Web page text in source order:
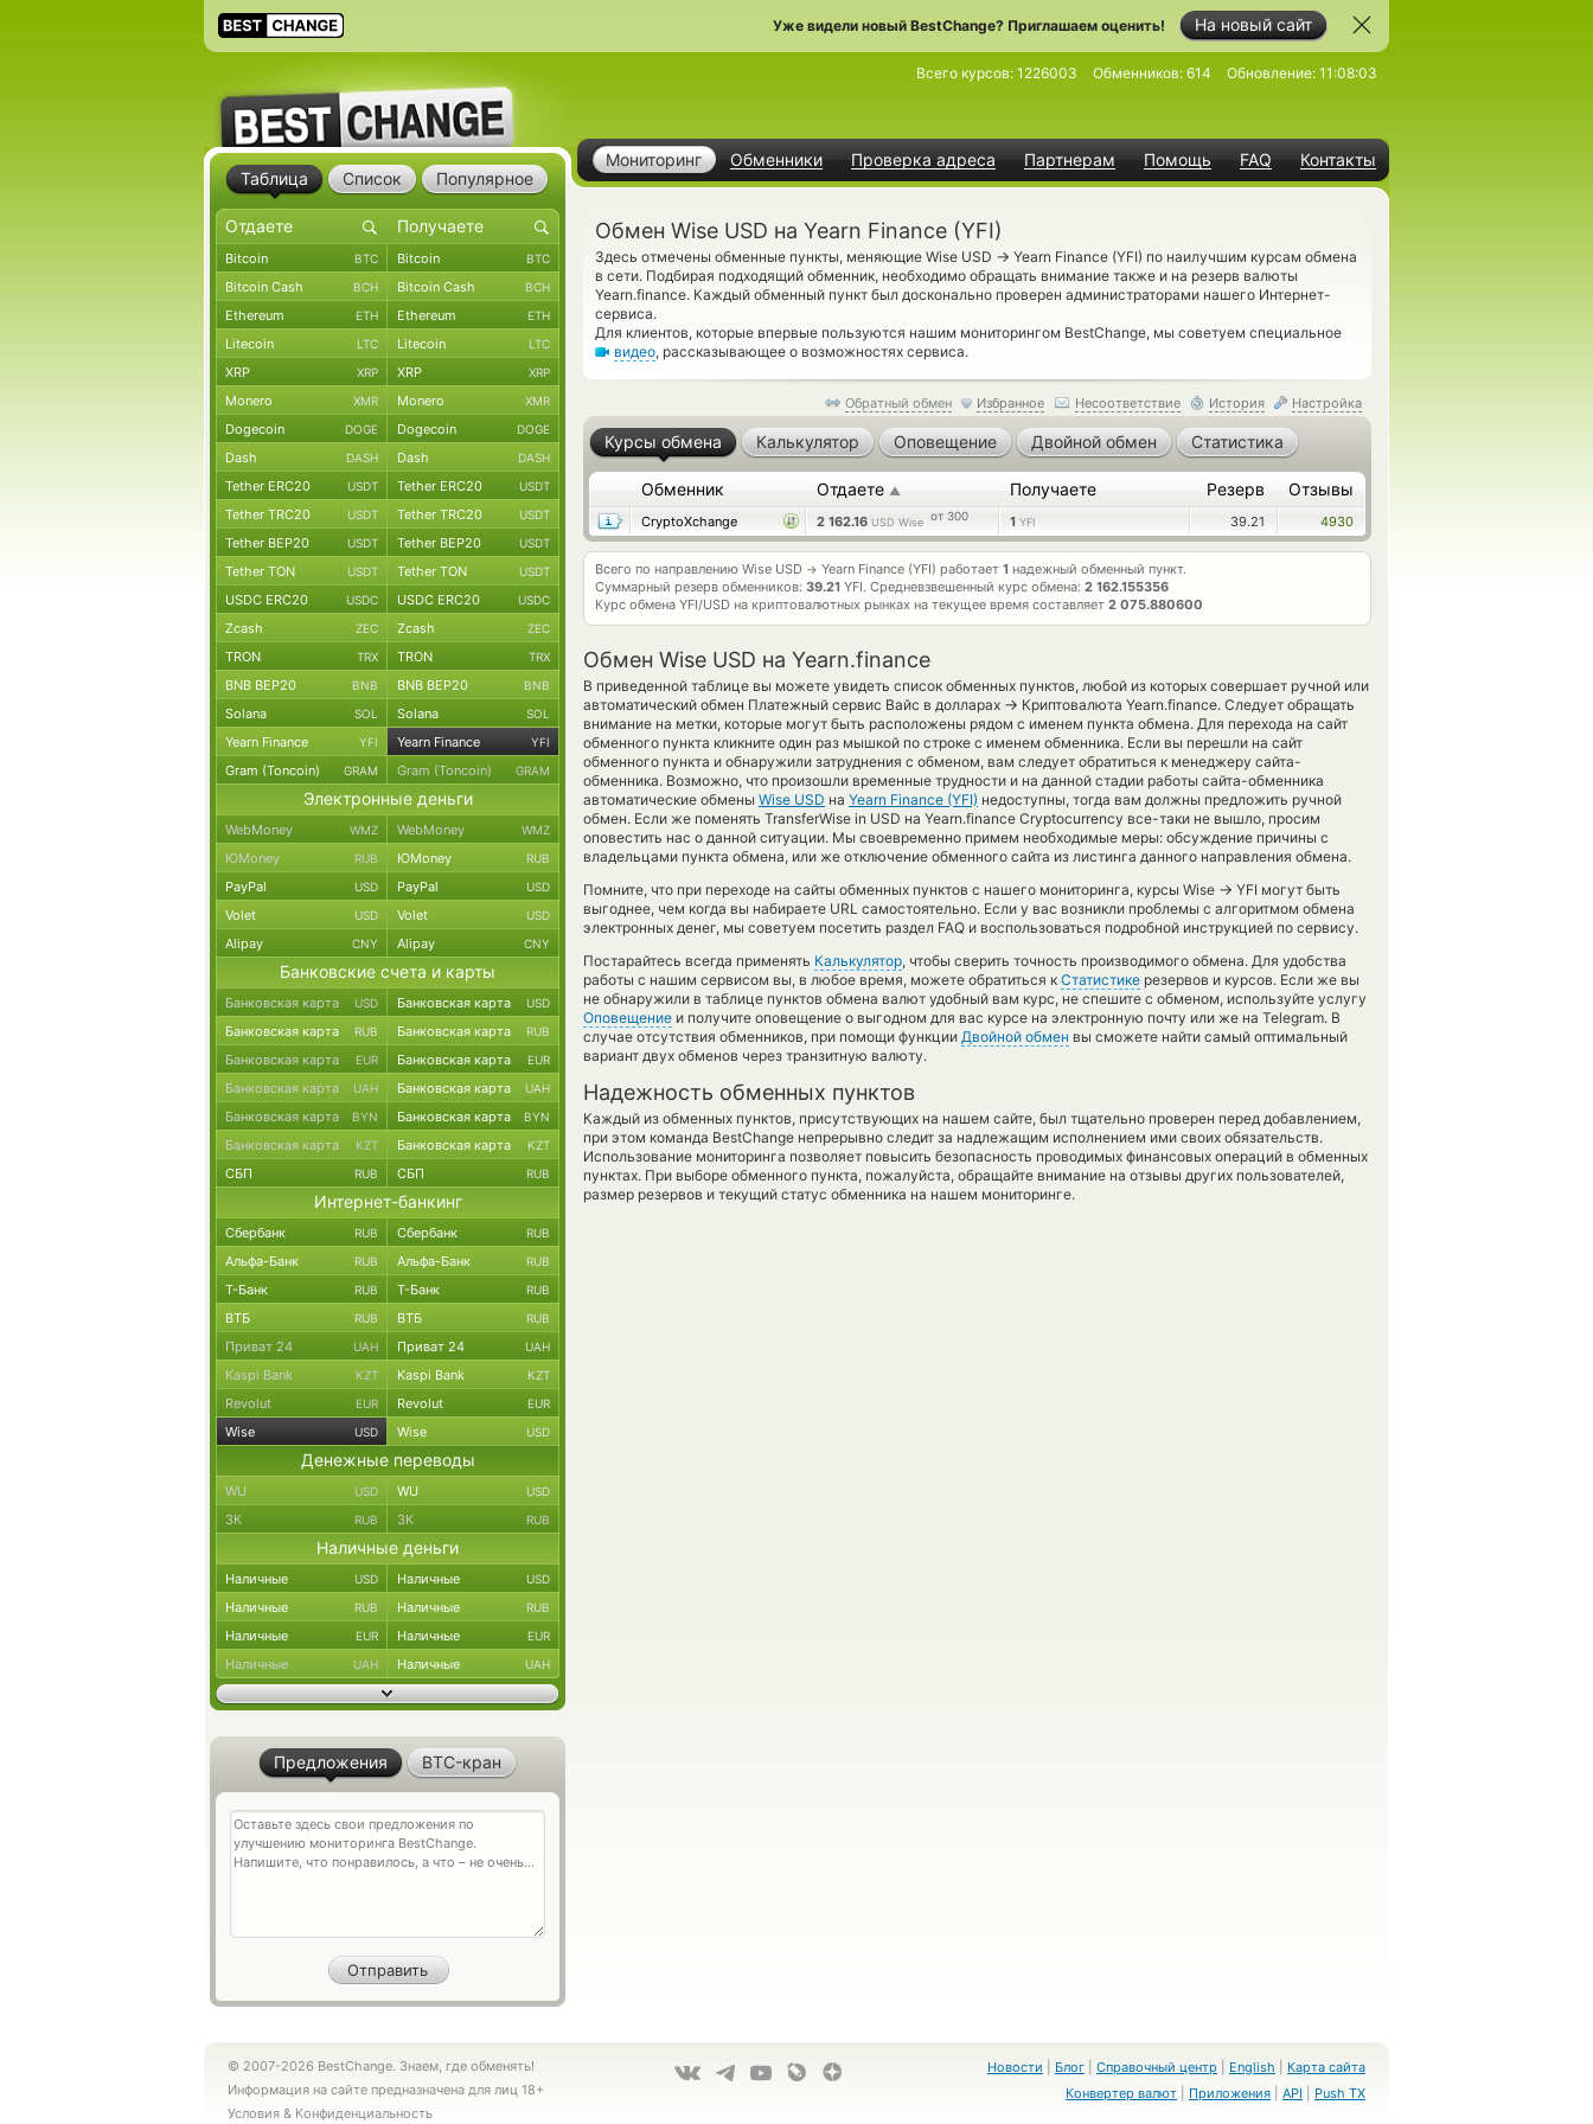
На новый сайт
Уже видели новый BestChange? Приглашаем оценить!
Мониторинг Обменники Проверка адреса Партнерам Помощь FAQ Контакты
Всего курсов: 1226003 Обменников: 614 Обновление: 11:08:03
Обмен Wise USD на Yearn Finance (YFI)
Здесь отмечены обменные пункты, меняющие Wise USD → Yearn Finance (YFI) по наилучшим курсам обмена
в сети. Подбирая подходящий обменник, необходимо обращать внимание также и на резерв валюты
Yearn.finance. Каждый обменный пункт был досконально проверен администраторами нашего Интернет-
сервиса.
Для клиентов, которые впервые пользуются нашим мониторингом BestChange, мы советуем специальное
видео, рассказывающее о возможностях сервиса.
Обратный обмен Избранное Несоответствие История Настройка
Курсы обмена Калькулятор Оповещение Двойной обмен Статистика
Обменник Отдаете ▲ Получаете Резерв Отзывы
CryptoXchange 2 162.16 USD Wise от 300 1 YFI 39.21 4930
Всего по направлению Wise USD → Yearn Finance (YFI) работает 1 надежный обменный пункт.
Суммарный резерв обменников: 39.21 YFI. Средневзвешенный курс обмена: 2 162.155356
Курс обмена YFI/USD на криптовалютных рынках на текущее время составляет 2 075.880600
Обмен Wise USD на Yearn.finance
В приведенной таблице вы можете увидеть список обменных пунктов, любой из которых совершает ручной или
автоматический обмен Платежный сервис Вайс в долларах → Криптовалюта Yearn.finance. Следует обращать
внимание на метки, которые могут быть расположены рядом с именем пункта обмена. Для перехода на сайт
обменного пункта кликните один раз мышкой по строке с именем обменника. Если вы перешли на сайт
обменного пункта и обнаружили затруднения с обменом, вам следует обратиться к менеджеру сайта-
обменника. Возможно, что произошли временные трудности и на данной стадии работы сайта-обменника
автоматические обмены Wise USD на Yearn Finance (YFI) недоступны, тогда вам должны предложить ручной
обмен. Если же поменять TransferWise in USD на Yearn.finance Cryptocurrency все-таки не вышло, просим
оповестить нас о данной ситуации. Мы своевременно примем необходимые меры: обсуждение причины с
владельцами пункта обмена, или же отключение обменного сайта из листинга данного направления обмена.
Помните, что при переходе на сайты обменных пунктов с нашего мониторинга, курсы Wise → YFI могут быть
выгоднее, чем когда вы набираете URL самостоятельно. Если у вас возникли проблемы с алгоритмом обмена
электронных денег, мы советуем посетить раздел FAQ и воспользоваться подробной инструкцией по сервису.
Постарайтесь всегда применять Калькулятор, чтобы сверить точность производимого обмена. Для удобства
работы с нашим сервисом вы, в любое время, можете обратиться к Статистике резервов и курсов. Если же вы
не обнаружили в таблице пунктов обмена валют удобный вам курс, не спешите с обменом, используйте услугу
Оповещение и получите оповещение о выгодном для вас курсе на электронную почту или же на Telegram. В
случае отсутствия обменников, при помощи функции Двойной обмен вы сможете найти самый оптимальный
вариант двух обменов через транзитную валюту.
Надежность обменных пунктов
Каждый из обменных пунктов, присутствующих на нашем сайте, был тщательно проверен перед добавлением,
при этом команда BestChange непрерывно следит за надлежащим исполнением ими своих обязательств.
Использование мониторинга позволяет повысить безопасность проводимых финансовых операций в обменных
пунктах. При выборе обменного пункта, пожалуйста, обращайте внимание на отзывы других пользователей,
размер резервов и текущий статус обменника на нашем мониторинге.
Таблица Список Популярное
Bitcoin BTC Bitcoin BTC
Bitcoin Cash BCH Bitcoin Cash BCH
Ethereum ETH Ethereum ETH
Litecoin LTC Litecoin LTC
XRP XRP XRP XRP
Monero XMR Monero XMR
Dogecoin DOGE Dogecoin DOGE
Dash DASH Dash DASH
Tether ERC20 USDT Tether ERC20 USDT
Tether TRC20 USDT Tether TRC20 USDT
Tether BEP20 USDT Tether BEP20 USDT
Tether TON USDT Tether TON USDT
USDC ERC20 USDC USDC ERC20 USDC
Zcash ZEC Zcash ZEC
TRON TRX TRON TRX
BNB BEP20 BNB BNB BEP20 BNB
Solana SOL Solana SOL
Yearn Finance YFI Yearn Finance YFI
Gram (Toncoin) GRAM Gram (Toncoin) GRAM
Электронные деньги
WebMoney WMZ WebMoney WMZ
ЮMoney RUB ЮMoney RUB
PayPal USD PayPal USD
Volet USD Volet USD
Alipay CNY Alipay CNY
Банковские счета и карты
Банковская карта USD Банковская карта USD
Банковская карта RUB Банковская карта RUB
Банковская карта EUR Банковская карта EUR
Банковская карта UAH Банковская карта UAH
Банковская карта BYN Банковская карта BYN
Банковская карта KZT Банковская карта KZT
СБП RUB СБП RUB
Интернет-банкинг
Сбербанк RUB Сбербанк RUB
Альфа-Банк RUB Альфа-Банк RUB
Т-Банк RUB Т-Банк RUB
ВТБ RUB ВТБ RUB
Приват 24 UAH Приват 24 UAH
Kaspi Bank KZT Kaspi Bank KZT
Revolut EUR Revolut EUR
Wise USD Wise USD
Денежные переводы
WU USD WU USD
ЗК RUB ЗК RUB
Наличные деньги
Наличные USD Наличные USD
Наличные RUB Наличные RUB
Наличные EUR Наличные EUR
Наличные UAH Наличные UAH
Предложения BTC-кран
© 2007-2026 BestChange. Знаем, где обменять!
Информация на сайте предназначена для лиц 18+
Условия & Конфиденциальность
Новости Блог Справочный центр English
Карта сайта
Конвертер валют
Приложения API Push TX